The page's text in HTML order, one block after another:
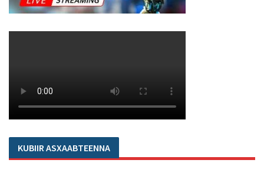
KUBIIR ASXAABTEENNA